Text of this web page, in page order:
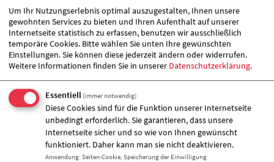
Download
Um Ihr Nutzungserlebnis optimal auszugestalten, Ihnen unsere
gewohnten Services zu bieten und Ihren Aufenthalt auf unserer
Internetseite statistisch zu erfassen, benutzen wir ausschließlich
temporäre Cookies. Bitte wählen Sie unten Ihre gewünschten
Einstellungen. Sie können diese jederzeit ändern oder widerrufen.
Weitere Informationen finden Sie in unserer Datenschutzerklärung.
Essentiell (immer notwendig)
Diese Cookies sind für die Funktion unserer Internetseite
unbedingt erforderlich. Sie garantieren, dass unsere
Internetseite sicher und so wie von Ihnen gewünscht
funktioniert. Daher kann man sie nicht deaktivieren.
Anwendung: Seiten-Cookie, Speicherung der Einwilligung